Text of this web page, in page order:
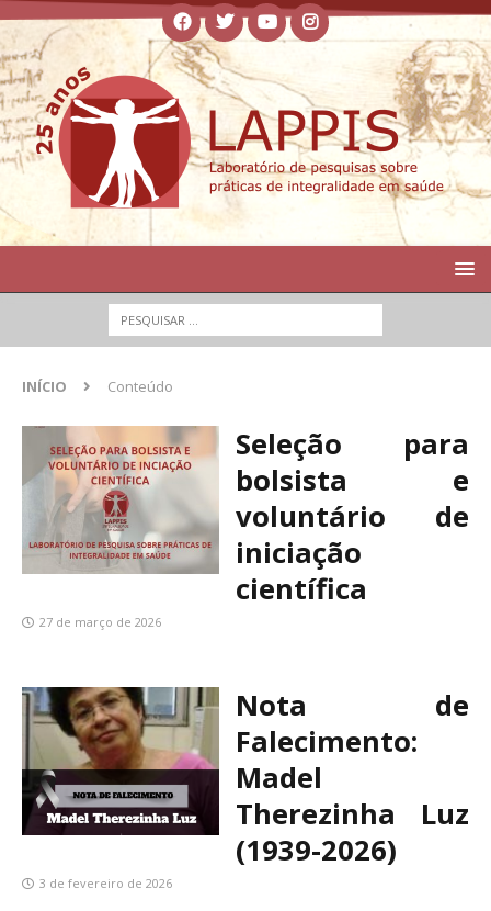
INÍCIO Conteúdo
Seleção para
bolsista e
voluntário de
iniciação
científica
27 de março de 2026
Nota de
Falecimento:
Madel
Therezinha Luz
(1939-2026)
3 de fevereiro de 2026